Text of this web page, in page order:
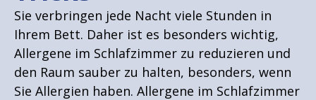
Sie verbringen jede Nacht viele Stunden in
Ihrem Bett. Daher ist es besonders wichtig,
Allergene im Schlafzimmer zu reduzieren und
den Raum sauber zu halten, besonders, wenn
Sie Allergien haben. Allergene im Schlafzimmer